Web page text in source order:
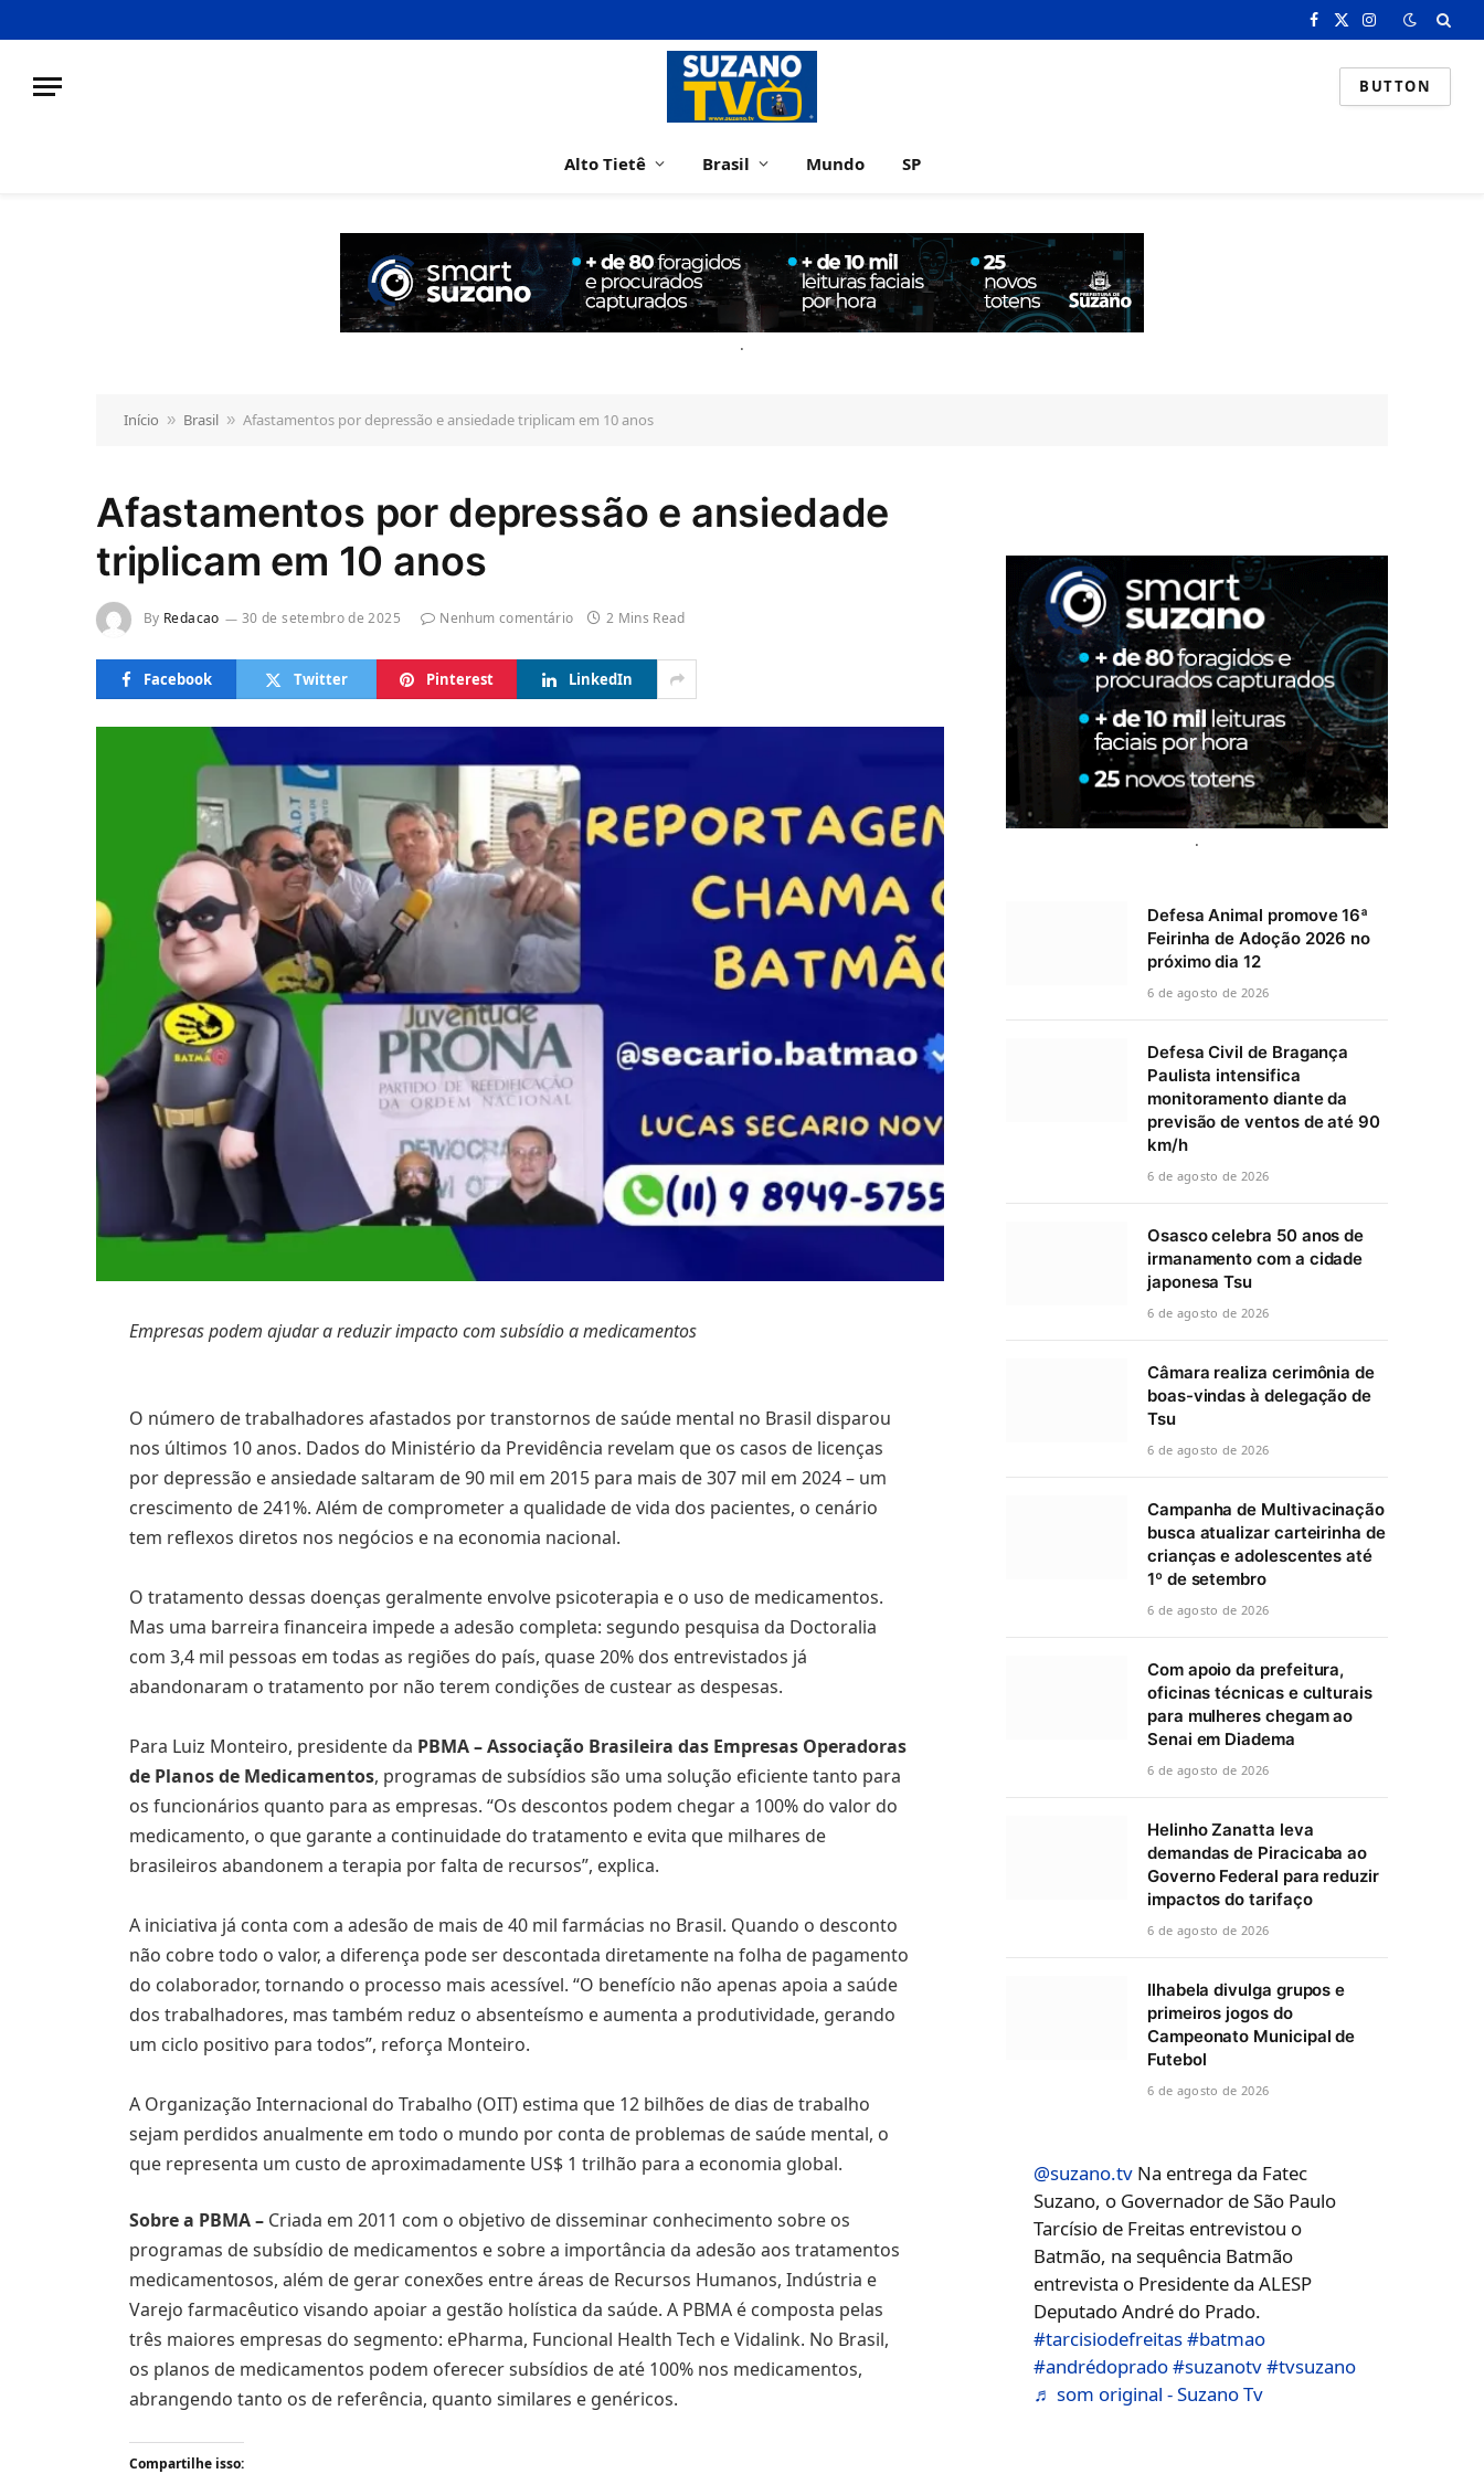
Facebook
X
Instagram
BUTTON
Alto Tietê Brasil Mundo SP
.
Início » Brasil » Afastamentos por depressão e ansiedade triplicam em 10 anos
Afastamentos por depressão e ansiedade
triplicam em 10 anos
By Redacao 30 de setembro de 2025 Nenhum comentário 2 Mins Read
Facebook Twitter Pinterest LinkedIn
Empresas podem ajudar a reduzir impacto com subsídio a medicamentos
O número de trabalhadores afastados por transtornos de saúde mental no Brasil disparou
nos últimos 10 anos. Dados do Ministério da Previdência revelam que os casos de licenças
por depressão e ansiedade saltaram de 90 mil em 2015 para mais de 307 mil em 2024 – um
crescimento de 241%. Além de comprometer a qualidade de vida dos pacientes, o cenário
tem reflexos diretos nos negócios e na economia nacional.
O tratamento dessas doenças geralmente envolve psicoterapia e o uso de medicamentos.
Mas uma barreira financeira impede a adesão completa: segundo pesquisa da Doctoralia
com 3,4 mil pessoas em todas as regiões do país, quase 20% dos entrevistados já
abandonaram o tratamento por não terem condições de custear as despesas.
Para Luiz Monteiro, presidente da PBMA – Associação Brasileira das Empresas Operadoras
de Planos de Medicamentos, programas de subsídios são uma solução eficiente tanto para
os funcionários quanto para as empresas. “Os descontos podem chegar a 100% do valor do
medicamento, o que garante a continuidade do tratamento e evita que milhares de
brasileiros abandonem a terapia por falta de recursos”, explica.
A iniciativa já conta com a adesão de mais de 40 mil farmácias no Brasil. Quando o desconto
não cobre todo o valor, a diferença pode ser descontada diretamente na folha de pagamento
do colaborador, tornando o processo mais acessível. “O benefício não apenas apoia a saúde
dos trabalhadores, mas também reduz o absenteísmo e aumenta a produtividade, gerando
um ciclo positivo para todos”, reforça Monteiro.
A Organização Internacional do Trabalho (OIT) estima que 12 bilhões de dias de trabalho
sejam perdidos anualmente em todo o mundo por conta de problemas de saúde mental, o
que representa um custo de aproximadamente US$ 1 trilhão para a economia global.
Sobre a PBMA – Criada em 2011 com o objetivo de disseminar conhecimento sobre os
programas de subsídio de medicamentos e sobre a importância da adesão aos tratamentos
medicamentosos, além de gerar conexões entre áreas de Recursos Humanos, Indústria e
Varejo farmacêutico visando apoiar a gestão holística da saúde. A PBMA é composta pelas
três maiores empresas do segmento: ePharma, Funcional Health Tech e Vidalink. No Brasil,
os planos de medicamentos podem oferecer subsídios de até 100% nos medicamentos,
abrangendo tanto os de referência, quanto similares e genéricos.
Compartilhe isso:
.
Defesa Animal promove 16ª
Feirinha de Adoção 2026 no
próximo dia 12
6 de agosto de 2026
Defesa Civil de Bragança
Paulista intensifica
monitoramento diante da
previsão de ventos de até 90
km/h
6 de agosto de 2026
Osasco celebra 50 anos de
irmanamento com a cidade
japonesa Tsu
6 de agosto de 2026
Câmara realiza cerimônia de
boas-vindas à delegação de
Tsu
6 de agosto de 2026
Campanha de Multivacinação
busca atualizar carteirinha de
crianças e adolescentes até
1º de setembro
6 de agosto de 2026
Com apoio da prefeitura,
oficinas técnicas e culturais
para mulheres chegam ao
Senai em Diadema
6 de agosto de 2026
Helinho Zanatta leva
demandas de Piracicaba ao
Governo Federal para reduzir
impactos do tarifaço
6 de agosto de 2026
Ilhabela divulga grupos e
primeiros jogos do
Campeonato Municipal de
Futebol
6 de agosto de 2026
@suzano.tv Na entrega da Fatec
Suzano, o Governador de São Paulo
Tarcísio de Freitas entrevistou o
Batmão, na sequência Batmão
entrevista o Presidente da ALESP
Deputado André do Prado.
#tarcisiodefreitas#batmao
#andrédoprado#suzanotv#tvsuzano
♬ som original - Suzano Tv